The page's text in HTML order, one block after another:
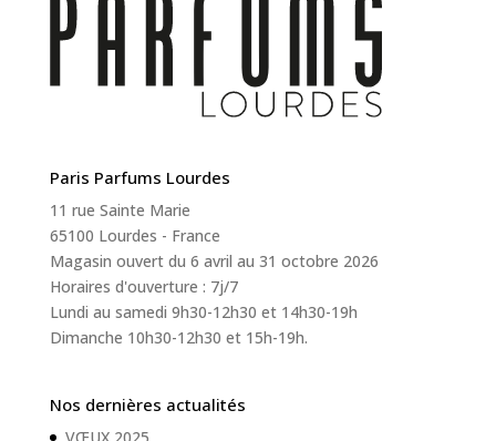
Paris Parfums Lourdes
11 rue Sainte Marie
65100 Lourdes - France
Magasin ouvert du 6 avril au 31 octobre 2026
Horaires d'ouverture : 7j/7
Lundi au samedi 9h30-12h30 et 14h30-19h
Dimanche 10h30-12h30 et 15h-19h.
Nos dernières actualités
VŒUX 2025